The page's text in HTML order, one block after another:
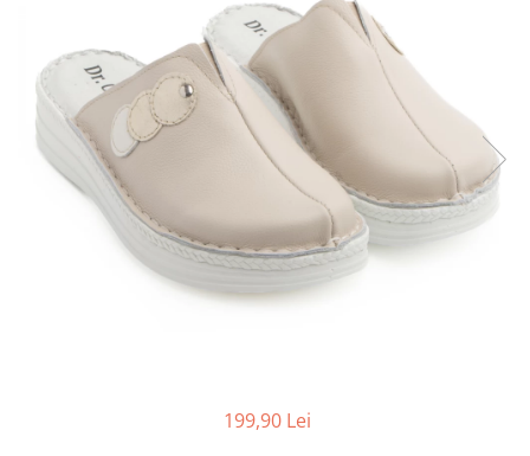
Vesna
Dr. Feet
199,90 Lei